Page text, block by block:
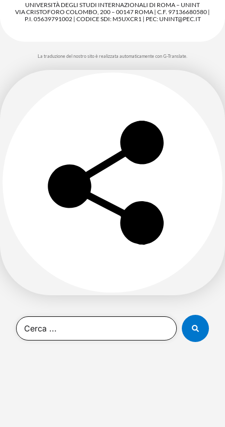
UNIVERSITÀ DEGLI STUDI INTERNAZIONALI DI ROMA – UNINT
VIA CRISTOFORO COLOMBO, 200 – 00147 ROMA | C.F. 97136680580 |
P.I. 05639791002 | CODICE SDI: M5UXCR1 | PEC: UNINT@PEC.IT
La traduzione del nostro sito è realizzata automaticamente con G-Translate.